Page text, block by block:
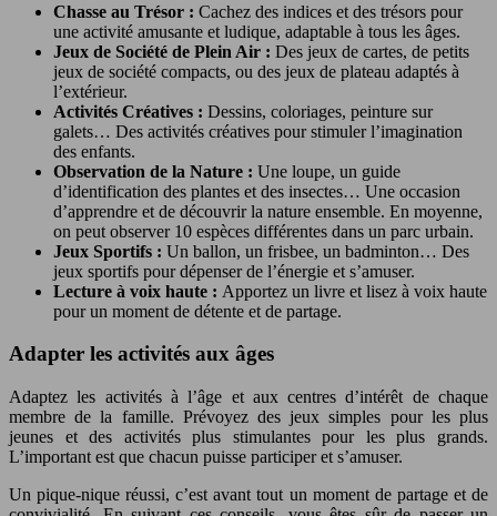
Chasse au Trésor : Cachez des indices et des trésors pour
une activité amusante et ludique, adaptable à tous les âges.
Jeux de Société de Plein Air : Des jeux de cartes, de petits
jeux de société compacts, ou des jeux de plateau adaptés à
l’extérieur.
Activités Créatives : Dessins, coloriages, peinture sur
galets… Des activités créatives pour stimuler l’imagination
des enfants.
Observation de la Nature : Une loupe, un guide
d’identification des plantes et des insectes… Une occasion
d’apprendre et de découvrir la nature ensemble. En moyenne,
on peut observer 10 espèces différentes dans un parc urbain.
Jeux Sportifs : Un ballon, un frisbee, un badminton… Des
jeux sportifs pour dépenser de l’énergie et s’amuser.
Lecture à voix haute : Apportez un livre et lisez à voix haute
pour un moment de détente et de partage.
Adapter les activités aux âges
Adaptez les activités à l’âge et aux centres d’intérêt de chaque
membre de la famille. Prévoyez des jeux simples pour les plus
jeunes et des activités plus stimulantes pour les plus grands.
L’important est que chacun puisse participer et s’amuser.
Un pique-nique réussi, c’est avant tout un moment de partage et de